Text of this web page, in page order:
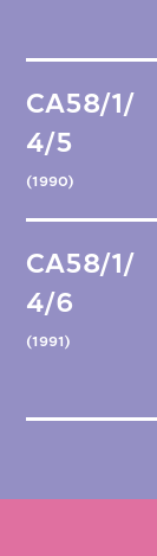
CA58/1/
4/5
(1990)
CA58/1/
4/6
(1991)